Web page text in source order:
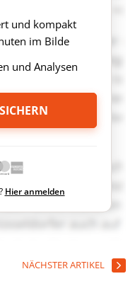
und kompakt
im Bilde
und Analysen
Hier anmelden
NÄCHSTER ARTIKEL